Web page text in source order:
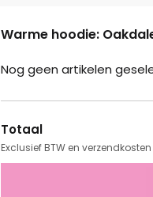
Warme hoodie:
Nog geen artikelen
Totaal
Exclusief BTW en verzendkosten